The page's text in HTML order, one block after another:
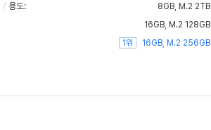
/ 용도:
8GB, M.2 2TB
16GB, M.2 128GB
1위 16GB, M.2 256GB